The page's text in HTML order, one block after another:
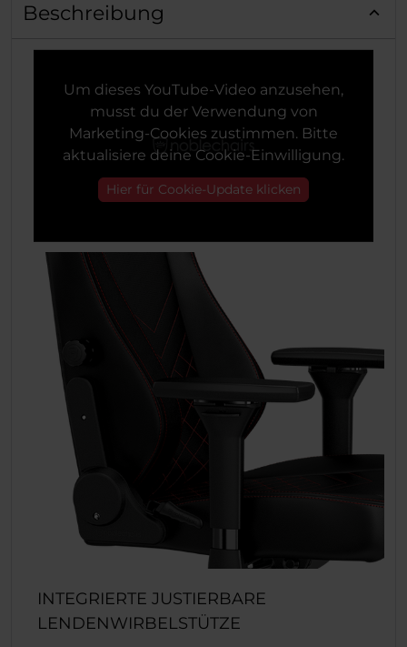
Beschreibung
Um dieses YouTube-Video anzusehen,
musst du der Verwendung von
Marketing-Cookies zustimmen. Bitte
aktualisiere deine Cookie-Einwilligung.
Hier für Cookie-Update klicken
INTEGRIERTE JUSTIERBARE
LENDENWIRBELSTÜTZE